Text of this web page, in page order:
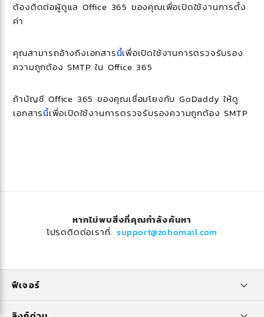
ต้องติดต่อผู้ดูแล Office 365 ของคุณเพื่อเปิดใช้งานการตั้ง
ค่า
คุณสามารถอ้างถึงเอกสารนี้เพื่อเปิดใช้งานการตรวจรับรอง
ความถูกต้อง SMTP ใน Office 365
ถ้าบัญชี Office 365 ของคุณเชื่อมโยงกับ GoDaddy ให้ดู
เอกสารนี้เพื่อเปิดใช้งานการตรวจรับรองความถูกต้อง SMTP
หากไม่พบสิ่งที่คุณกำลังค้นหา
โปรดติดต่อเราที่:support@zohomail.com
ฟีเจอร์